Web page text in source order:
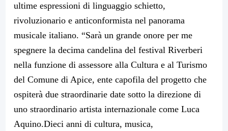
ultime espressioni di linguaggio schietto,
rivoluzionario e anticonformista nel panorama
musicale italiano. “Sarà un grande onore per me
spegnere la decima candelina del festival Riverberi
nella funzione di assessore alla Cultura e al Turismo
del Comune di Apice, ente capofila del progetto che
ospiterà due straordinarie date sotto la direzione di
uno straordinario artista internazionale come Luca
Aquino.Dieci anni di cultura, musica,